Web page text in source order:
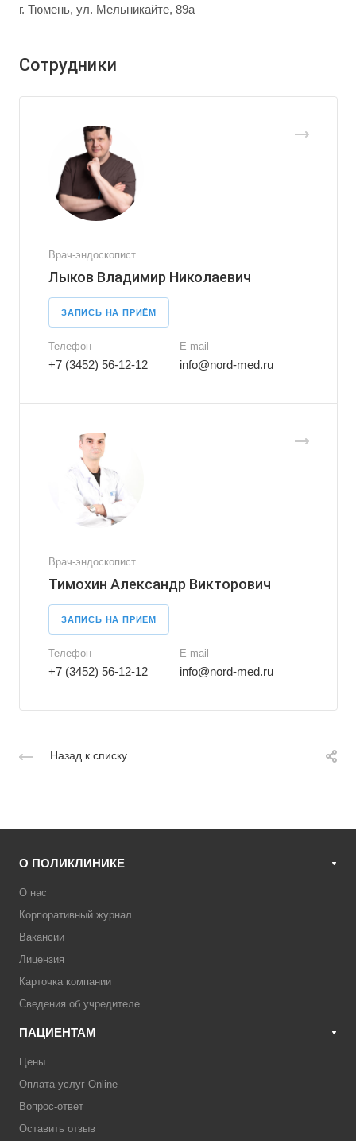
г. Тюмень, ул. Мельникайте, 89а
Сотрудники
Врач-эндоскопист
Лыков Владимир Николаевич
ЗАПИСЬ НА ПРИЁМ
Телефон
+7 (3452) 56-12-12
E-mail
info@nord-med.ru
Врач-эндоскопист
Тимохин Александр Викторович
ЗАПИСЬ НА ПРИЁМ
Телефон
+7 (3452) 56-12-12
E-mail
info@nord-med.ru
Назад к списку
О ПОЛИКЛИНИКЕ
О нас
Корпоративный журнал
Вакансии
Лицензия
Карточка компании
Сведения об учредителе
ПАЦИЕНТАМ
Цены
Оплата услуг Online
Вопрос-ответ
Оставить отзыв